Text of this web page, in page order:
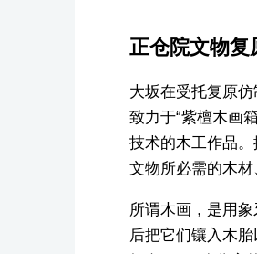
正仓院文物复
大坂在受托复原
致力于“紫檀木画
技术的木工作品
文物所必需的木材
所谓木画，是用
后把它们镶入木